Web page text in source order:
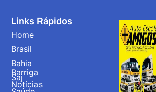
Barriga
Notícias
Links Rápidos
Home
Brasil
Bahia
Saj